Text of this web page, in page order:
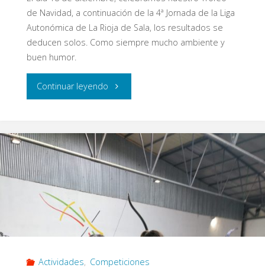
de Navidad, a continuación de la 4ª Jornada de la Liga
Autonómica de La Rioja de Sala, los resultados se
deducen solos. Como siempre mucho ambiente y
buen humor.
Continuar leyendo "Imágenes
Trofeo
de
2022"
Actividades, Competiciones